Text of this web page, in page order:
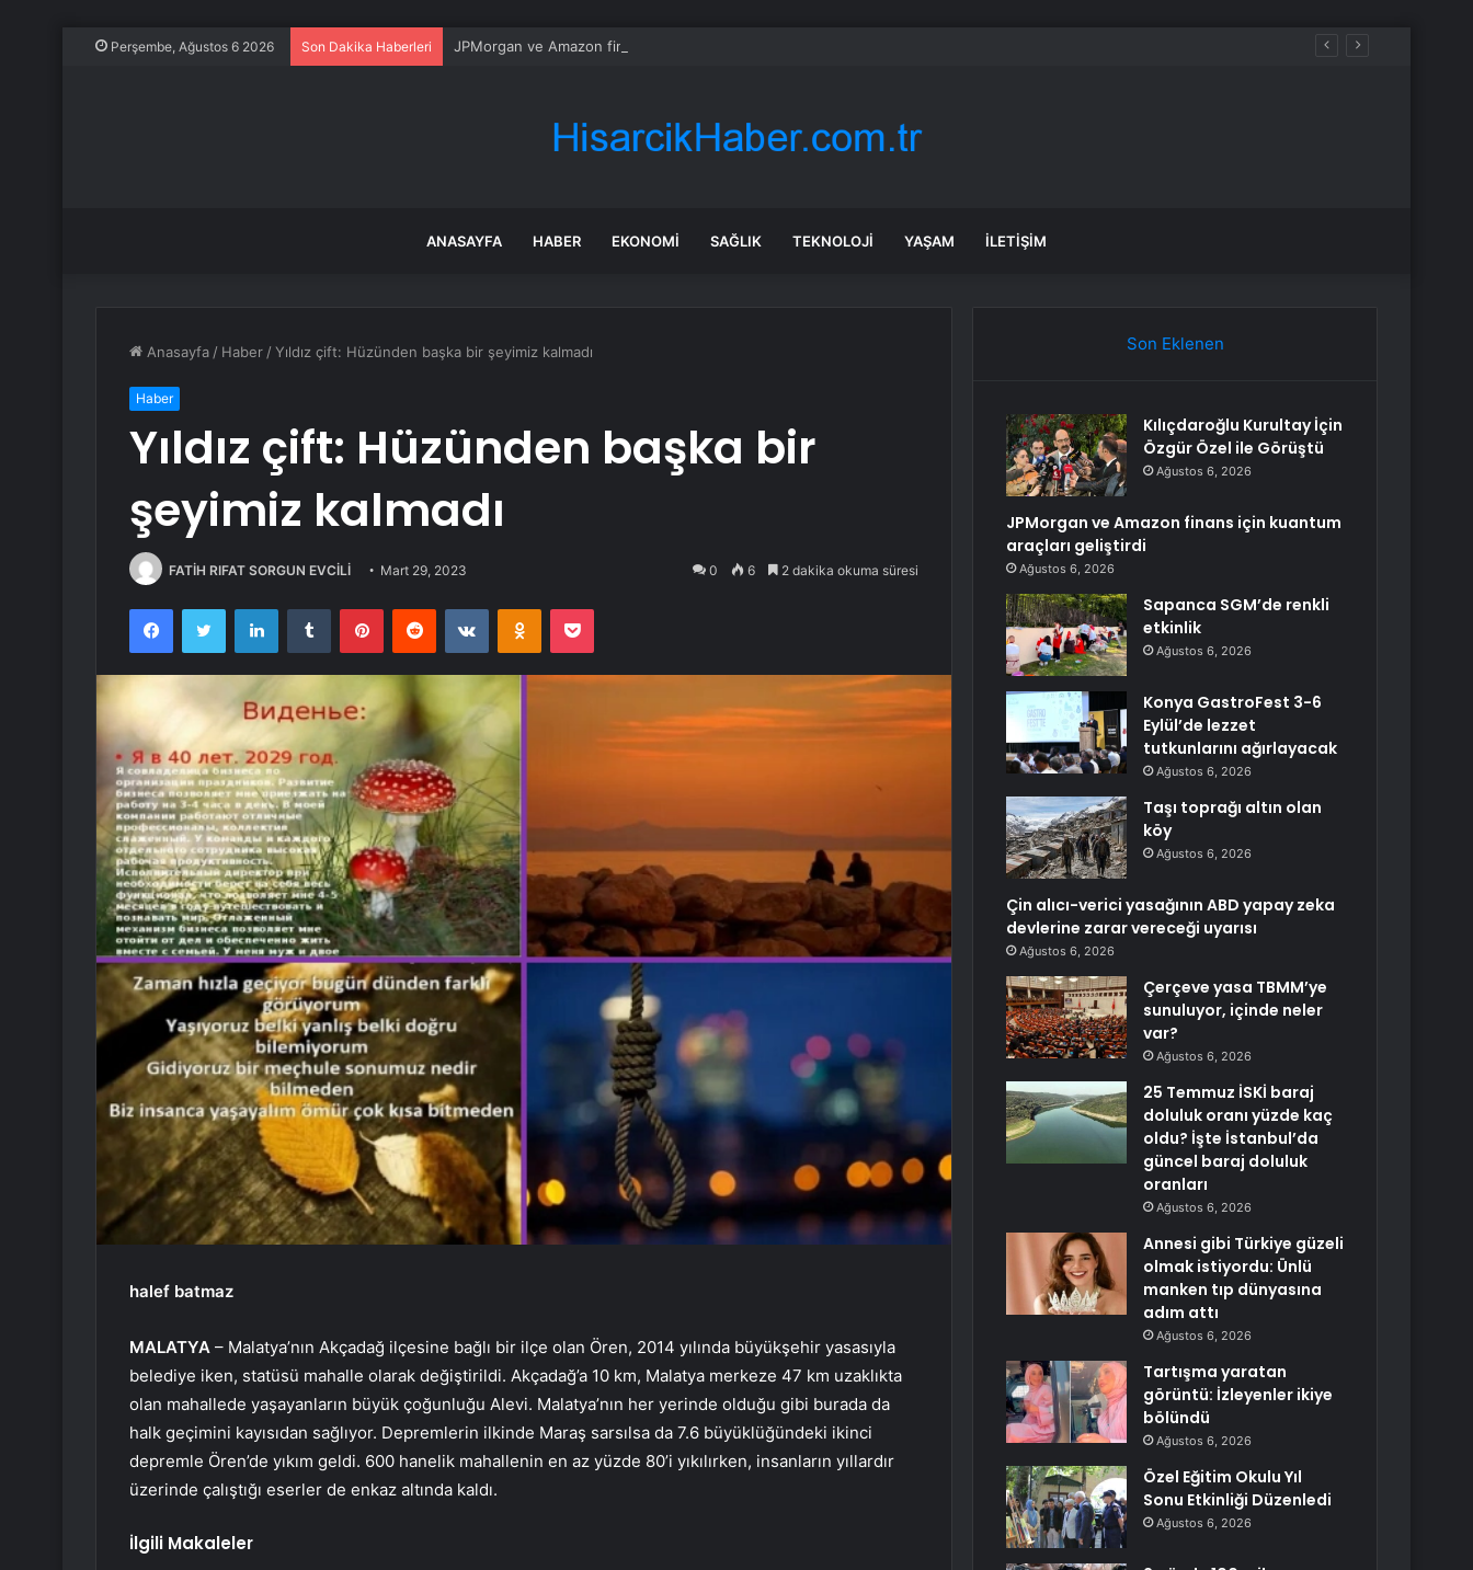
Perşembe, Ağustos 6 2026 Son Dakika Haberleri JPMorgan ve Amazon finans için kuantum araçları geliştirdi
ANASAYFA HABER EKONOMI SAĞLIK TEKNOLOJI YAŞAM İLETIŞIM
Anasayfa / Haber /Yıldız çift: Hüzünden başka bir şeyimiz kalmadı
Haber
Yıldız çift: Hüzünden başka bir
şeyimiz kalmadı
FATİH RIFAT SORGUN EVCİLİ Mart 29, 2023 0 6 2 dakika okuma süresi
FacebookTwitter LinkedInTumblr PinterestReddit VKontakteOdnoklassniki
Pocket
halef batmaz
MALATYA – Malatya’nın Akçadağ ilçesine bağlı bir ilçe olan Ören, 2014 yılında büyükşehir yasasıyla
belediye iken, statüsü mahalle olarak değiştirildi. Akçadağ’a 10 km, Malatya merkeze 47 km uzaklıkta
olan mahallede yaşayanların büyük çoğunluğu Alevi. Malatya’nın her yerinde olduğu gibi burada da
halk geçimini kayısıdan sağlıyor. Depremlerin ilkinde Maraş sarsılsa da 7.6 büyüklüğündeki ikinci
depremle Ören’de yıkım geldi. 600 hanelik mahallenin en az yüzde 80’i yıkılırken, insanların yıllardır
üzerinde çalıştığı eserler de enkaz altında kaldı.
İlgili Makaleler
Son Eklenen
Kılıçdaroğlu Kurultay İçin
Özgür Özel ile Görüştü
Ağustos 6, 2026
JPMorgan ve Amazon finans için kuantum
araçları geliştirdi
Ağustos 6, 2026
Sapanca SGM’de renkli
etkinlik
Ağustos 6, 2026
Konya GastroFest 3-6
Eylül’de lezzet
tutkunlarını ağırlayacak
Ağustos 6, 2026
Taşı toprağı altın olan
köy
Ağustos 6, 2026
Çin alıcı-verici yasağının ABD yapay zeka
devlerine zarar vereceği uyarısı
Ağustos 6, 2026
Çerçeve yasa TBMM’ye
sunuluyor, içinde neler
var?
Ağustos 6, 2026
25 Temmuz İSKİ baraj
doluluk oranı yüzde kaç
oldu? İşte İstanbul’da
güncel baraj doluluk
oranları
Ağustos 6, 2026
Annesi gibi Türkiye güzeli
olmak istiyordu: Ünlü
manken tıp dünyasına
adım attı
Ağustos 6, 2026
Tartışma yaratan
görüntü: İzleyenler ikiye
bölündü
Ağustos 6, 2026
Özel Eğitim Okulu Yıl
Sonu Etkinliği Düzenledi
Ağustos 6, 2026